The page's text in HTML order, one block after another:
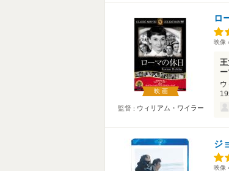
映画
監督 ウィリアム・ワイラー
ロ
映像
ー
ウ
ジ
映像